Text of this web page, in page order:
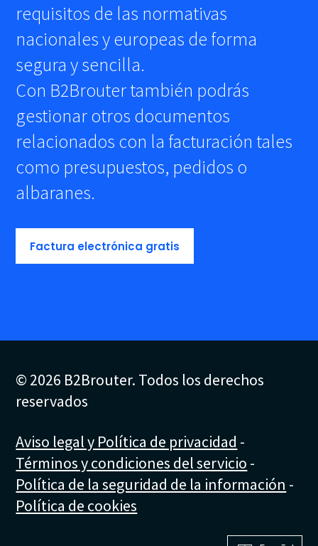
requisitos de las normativas
nacionales y europeas de forma
segura y sencilla.
Con B2Brouter también podrás
gestionar otros documentos
relacionados con la facturación tales
como presupuestos, pedidos o
albaranes.
Factura electrónica gratis
© 2026 B2Brouter. Todos los derechos
reservados
Aviso legal y Política de privacidad -
Términos y condiciones del servicio -
Política de la seguridad de la información -
Política de cookies